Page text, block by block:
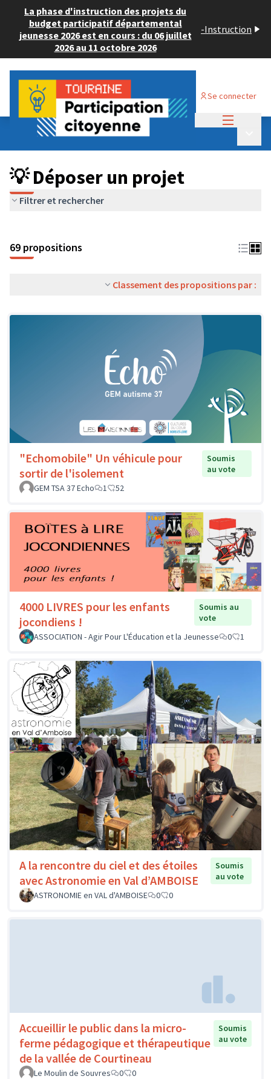
La phase d'instruction des projets du
budget participatif départemental
jeunesse 2026 est en cours : du 06 juillet
2026 au 11 octobre 2026
-Instruction
Se connecter
Budget Participatif ADULTE 2024
💡 Déposer un projet
💡 Déposer un projet
Filtrer et rechercher
69 propositions
Classement des propositions par :
"Echomobile" Un véhicule pour
sortir de l'isolement
Soumis
au vote
GEM TSA 37 Echo
1 52
4000 LIVRES pour les enfants
jocondiens !
Soumis au
vote
ASSOCIATION - Agir Pour L'Éducation et la Jeunesse
0 1
A la rencontre du ciel et des étoiles
avec Astronomie en Val d’AMBOISE
Soumis
au vote
ASTRONOMIE en VAL d'AMBOISE
0 0
Accueillir le public dans la micro-
ferme pédagogique et thérapeutique
de la vallée de Courtineau
Soumis
au vote
Le Moulin de Souvres 0 0